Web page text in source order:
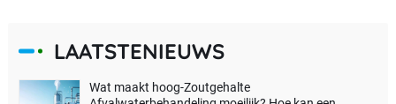
LAATSTENIEUWS
Wat maakt hoog-Zoutgehalte